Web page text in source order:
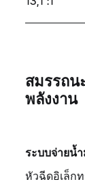
สมรรถน
พลังงาน
ระบบจ่ายน้
หัวฉีดอิเล็ก